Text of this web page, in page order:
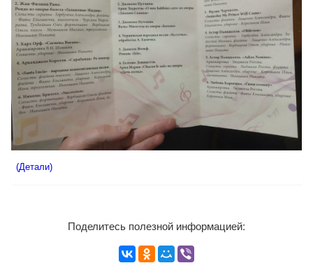
(Детали)
Поделитесь полезной информацией: